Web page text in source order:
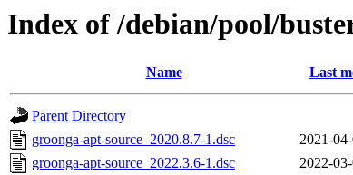
Index of /debian/pool/
Name Last
Parent Directory
groonga-apt-source_2020.8.7-1.dsc
2021-
groonga-apt-source_2022.3.6-1.dsc
2022-